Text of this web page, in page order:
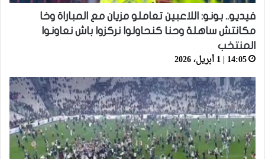
فيديو.. بونو: اللاعبين تعاملو مزيان مع المباراة وخا
مكانتش ساهلة وحنا كنحاولوا نركزوا باش نعاونوا
المنتخب
14:05 | 1 أبريل، 2026